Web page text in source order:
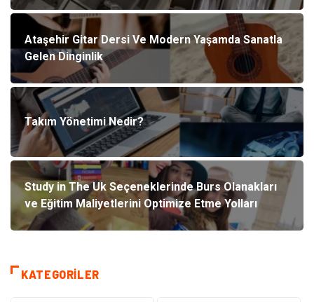
Ataşehir Gitar Dersi Ve Modern Yaşamda Sanatla
Gelen Dinginlik
Takım Yönetimi Nedir?
Study in The Uk Seçeneklerinde Burs Olanakları
ve Eğitim Maliyetlerini Optimize Etme Yolları
KATEGORILER